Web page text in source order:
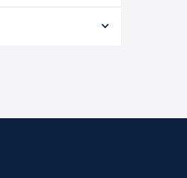
para o seu